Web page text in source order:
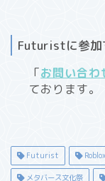
Futuristに参加
「お問い合わ
ております。
Futurist Roblox
メタバース文化祭